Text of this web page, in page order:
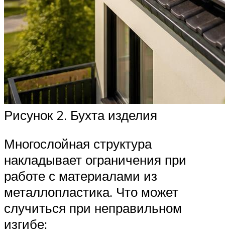
Рисунок 2. Бухта изделия
Многослойная структура
накладывает ограничения при
работе с материалами из
металлопластика. Что может
случиться при неправильном
изгибе: